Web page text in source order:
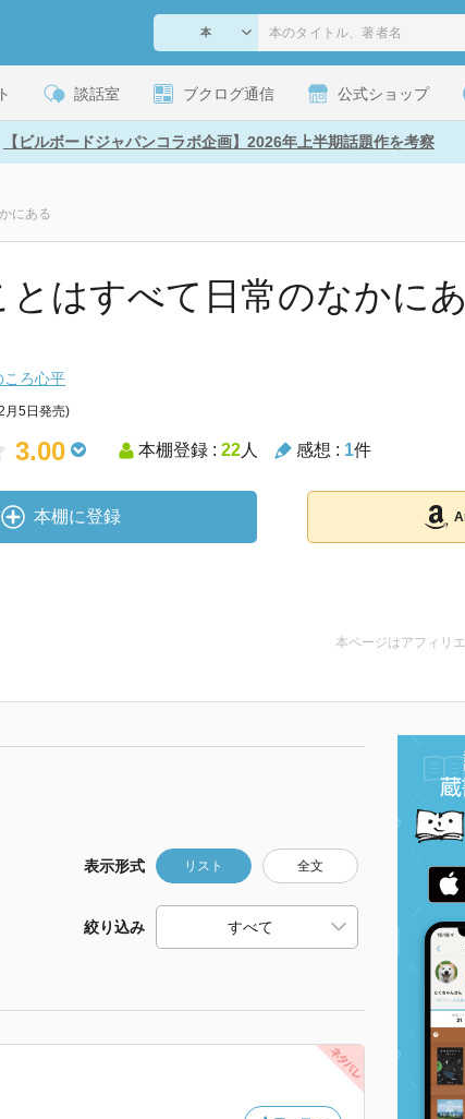
談話室 ブクログ通信 公式ショップ
【ビルボードジャパンコラボ企画】2026年上半期話題作を考察
にある
とはすべて日常のなかに
ころ心平
月5日発売)
3.00 本棚登録 : 22人 感想 : 1件
本棚に登録
本ページはアフィリ
表示形式 リスト 全文
絞り込み